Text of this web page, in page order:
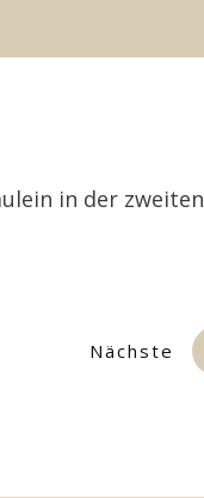
in der zweiten
Nächste